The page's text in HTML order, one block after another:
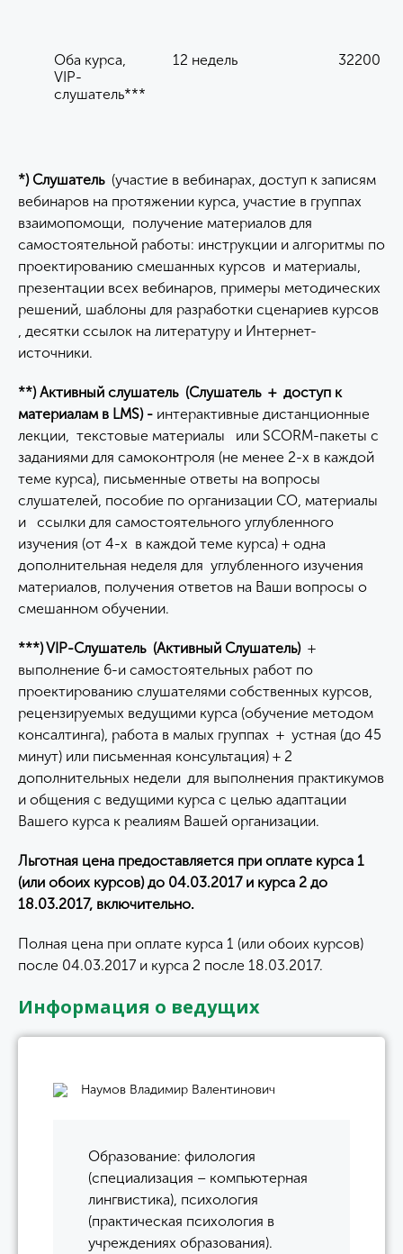
Оба курса,
VIP-
слушатель***
12 недель 32200
*) Слушатель (участие в вебинарах, доступ к записям
вебинаров на протяжении курса, участие в группах
взаимопомощи, получение материалов для
самостоятельной работы: инструкции и алгоритмы по
проектированию смешанных курсов и материалы,
презентации всех вебинаров, примеры методических
решений, шаблоны для разработки сценариев курсов
, десятки ссылок на литературу и Интернет-
источники.
**) Активный слушатель (Слушатель + доступ к
материалам в LMS) - интерактивные дистанционные
лекции, текстовые материалы или SCORM-пакеты с
заданиями для самоконтроля (не менее 2-х в каждой
теме курса), письменные ответы на вопросы
слушателей, пособие по организации СО, материалы
и ссылки для самостоятельного углубленного
изучения (от 4-х в каждой теме курса) + одна
дополнительная неделя для углубленного изучения
материалов, получения ответов на Ваши вопросы о
смешанном обучении.
***) VIP-Слушатель (Активный Слушатель) +
выполнение 6-и самостоятельных работ по
проектированию слушателями собственных курсов,
рецензируемых ведущими курса (обучение методом
консалтинга), работа в малых группах + устная (до 45
минут) или письменная консультация) + 2
дополнительных недели для выполнения практикумов
и общения с ведущими курса с целью адаптации
Вашего курса к реалиям Вашей организации.
Льготная цена предоставляется при оплате курса 1
(или обоих курсов) до 04.03.2017 и курса 2 до
18.03.2017, включительно.
Полная цена при оплате курса 1 (или обоих курсов)
после 04.03.2017 и курса 2 после 18.03.2017.
Информация о ведущих
Наумов Владимир Валентинович
Образование: филология
(специализация – компьютерная
лингвистика), психология
(практическая психология в
учреждениях образования).